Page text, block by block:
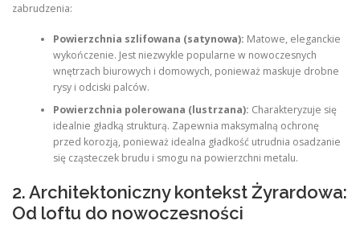
zabrudzenia:
Powierzchnia szlifowana (satynowa): Matowe, eleganckie
wykończenie. Jest niezwykle popularne w nowoczesnych
wnętrzach biurowych i domowych, ponieważ maskuje drobne
rysy i odciski palców.
Powierzchnia polerowana (lustrzana): Charakteryzuje się
idealnie gładką strukturą. Zapewnia maksymalną ochronę
przed korozją, ponieważ idealna gładkość utrudnia osadzanie
się cząsteczek brudu i smogu na powierzchni metalu.
2. Architektoniczny kontekst Żyrardowa:
Od loftu do nowoczesności